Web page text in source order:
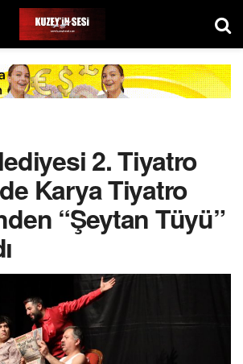
2. Tiyatro
Karya Tiyatro
“Şeytan Tüyü”